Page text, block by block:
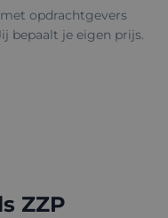
opdrachtgevers
bepaalt je eigen prijs.
ZZP